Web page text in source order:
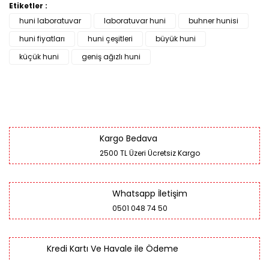
Etiketler :
huni laboratuvar
laboratuvar huni
buhner hunisi
huni fiyatları
huni çeşitleri
büyük huni
küçük huni
geniş ağızlı huni
Kargo Bedava
2500 TL Üzeri Ücretsiz Kargo
Whatsapp İletişim
0501 048 74 50
Kredi Kartı Ve Havale ile Ödeme